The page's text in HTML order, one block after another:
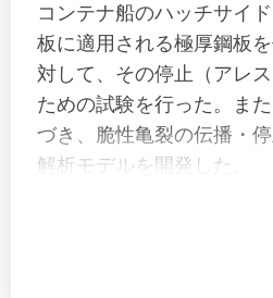
コンテナ船のハッチサイ
板に適用される極厚鋼板
対して、その停止（アレ
ための試験を行った。ま
づき、脆性亀裂の伝播・
解析モデルを開発した。